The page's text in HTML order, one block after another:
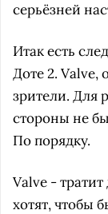
серьёзней
Итак есть
Доте 2. Valve,
зрители. Для
стороны не
По порядку.
Valve -
хотят, чтобы